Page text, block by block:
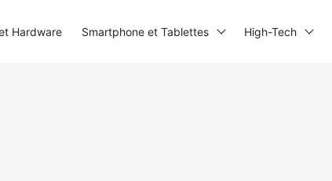
Hardware Smartphone et Tablettes High-Tech